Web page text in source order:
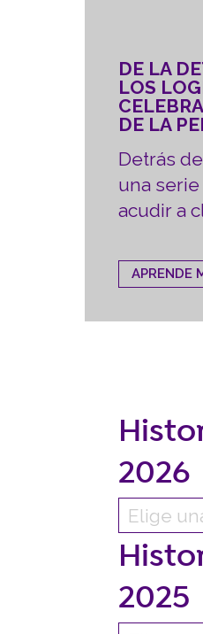
DE LA
LOS
DE LA
Detrás
una
acudir a
APRENDE
2026
2025